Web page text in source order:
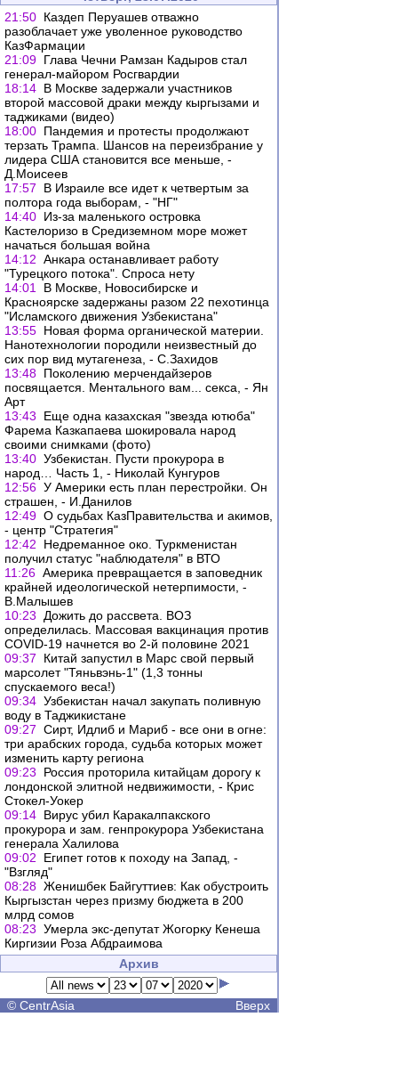
21:50 Каздеп Перуашев отважно
разоблачает уже уволенное руководство
КазФармации
21:09 Глава Чечни Рамзан Кадыров стал
генерал-майором Росгвардии
18:14 В Москве задержали участников
второй массовой драки между кыргызами и
таджиками (видео)
18:00 Пандемия и протесты продолжают
терзать Трампа. Шансов на переизбрание у
лидера США становится все меньше, -
Д.Моисеев
17:57
В Израиле все идет к четвертым за
полтора года выборам, - "НГ"
14:40 Из-за маленького островка
Кастелоризо в Средиземном море может
начаться большая война
14:12 Анкара останавливает работу
"Турецкого потока". Спроса нету
14:01
В Москве, Новосибирске и
Красноярске задержаны разом 22 пехотинца
"Исламского движения Узбекистана"
13:55 Новая форма органической материи.
Нанотехнологии породили неизвестный до
сих пор вид мутагенеза, - С.Захидов
13:48 Поколению мерчендайзеров
посвящается. Ментального вам... секса, - Ян
Арт
13:43
Еще одна казахская "звезда ютюба"
Фарема Казкапаева шокировала народ
своими снимками (фото)
13:40 Узбекистан. Пусти прокурора в
народ… Часть 1, - Николай Кунгуров
12:56 У Америки есть план перестройки. Он
страшен, - И.Данилов
12:49 О судьбах КазПравительства и акимов,
- центр "Стратегия"
12:42
Недреманное око. Туркменистан
получил статус "наблюдателя" в ВТО
11:26 Америка превращается в заповедник
крайней идеологической нетерпимости, -
В.Малышев
10:23
Дожить до рассвета. ВОЗ
определилась. Массовая вакцинация против
COVID-19 начнется во 2-й половине 2021
09:37
Китай запустил в Марс свой первый
марсолет "Тяньвэнь-1" (1,3 тонны
спускаемого веса!)
09:34 Узбекистан начал закупать поливную
воду в Таджикистане
09:27 Сирт, Идлиб и Мариб - все они в огне:
три арабских города, судьба которых может
изменить карту региона
09:23
Россия проторила китайцам дорогу к
лондонской элитной недвижимости, - Крис
Стокел-Уокер
09:14 Вирус убил Каракалпакского
прокурора и зам. генпрокурора Узбекистана
генерала Халилова
09:02
Египет готов к походу на Запад, -
"Взгляд"
08:28 Женишбек Байгуттиев: Как обустроить
Кыргызстан через призму бюджета в 200
млрд сомов
08:23 Умерла экс-депутат Жогорку Кенеша
Киргизии Роза Абдраимова
Архив
© CentrAsia Вверх